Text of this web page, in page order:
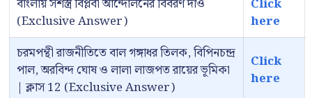
বাংলায় সশস্ত্র বিপ্লবী আন্দোলনের বিবরণ দাও
(Exclusive Answer)
Click
here
চরমপন্থী রাজনীতিতে বাল গঙ্গাধর তিলক, বিপিনচন্দ্র
পাল, অরবিন্দ ঘোষ ও লালা লাজপত রায়ের ভূমিকা
| ক্লাস 12 (Exclusive Answer)
Click
here